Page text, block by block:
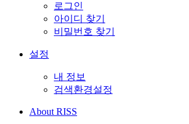
로그인
아이디 찾기
비밀번호 찾기
설정
내 정보
검색환경설정
About RISS